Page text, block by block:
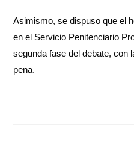
Asimismo, se dispuso que el
en el Servicio Penitenciario
segunda fase del debate, con
pena.